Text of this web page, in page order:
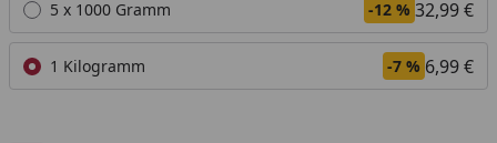
5 x 1000 Gramm -12 % 32,99 €
1 Kilogramm -7 % 6,99 €